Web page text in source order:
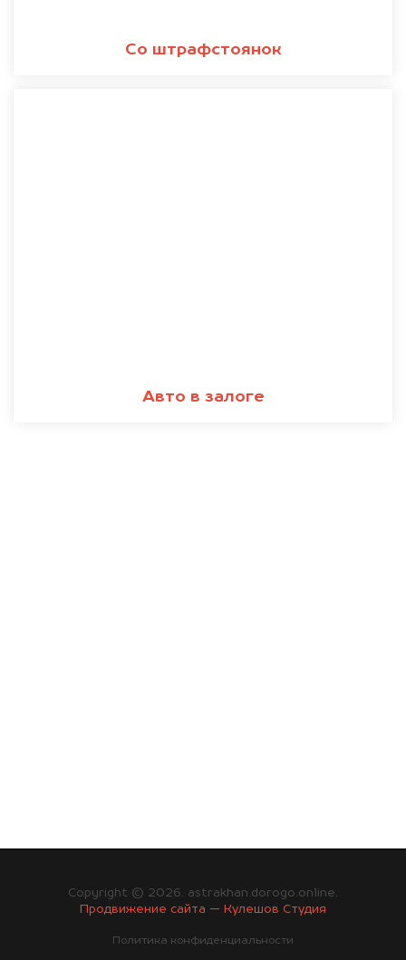
Со штрафстоянок
Авто в залоге
Copyright © 2026. astrakhan.dorogo.online.
Продвижение сайта — Кулешов Студия
Политика конфиденциальности